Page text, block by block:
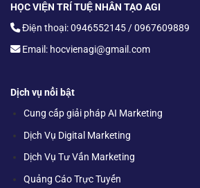
HỌC VIỆN TRÍ TUỆ NHÂN TẠO AGI
Điện thoại: 0946552145 / 0967609889
Email: hocvienagi@gmail.com
Dịch vụ nổi bật
Cung cấp giải pháp AI Marketing
Dịch Vụ Digital Marketing
Dịch Vụ Tư Vấn Marketing
Quảng Cáo Trực Tuyến